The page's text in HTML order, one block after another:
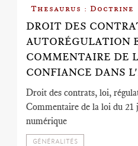
Thesaurus : Doctrine
DROIT DES
AUTORÉGULATION
COMMENTAIRE DE
CONFIANCE DANS
Droit des contrats, loi,
Commentaire de la loi du 21
numérique
GÉNÉRALITÉS